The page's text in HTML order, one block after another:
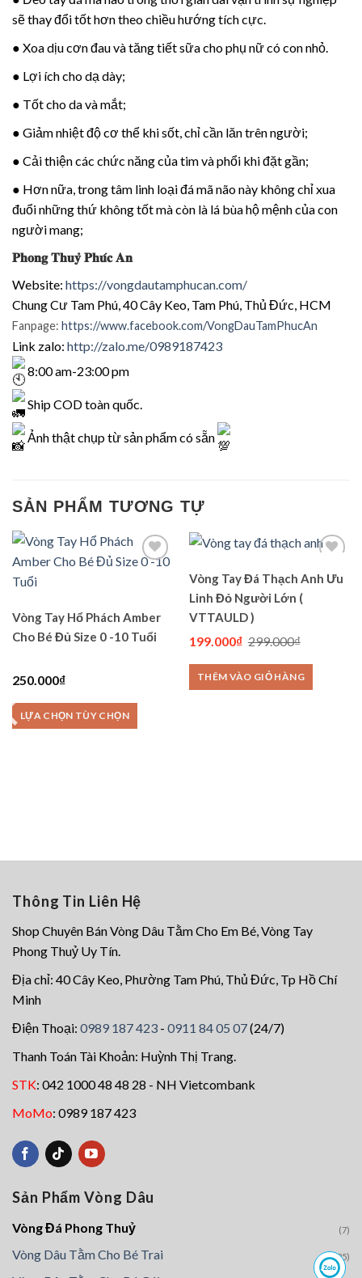
sẽ thay đổi tốt hơn theo chiều hướng tích cực.
● Xoa dịu cơn đau và tăng tiết sữa cho phụ nữ có con nhỏ.
● Lợi ích cho dạ dày;
● Tốt cho da và mắt;
● Giảm nhiệt độ cơ thể khi sốt, chỉ cần lăn trên người;
● Cải thiện các chức năng của tim và phổi khi đặt gần;
● Hơn nữa, trong tâm linh loại đá mã não này không chỉ xua
đuổi những thứ không tốt mà còn là lá bùa hộ mệnh của con
người mang;
𝐏𝐡𝐨𝐧𝐠 𝐓𝐡𝐮𝐲̉ 𝐏𝐡𝐮́𝐜 𝐀𝐧
Website: https://vongdautamphucan.com/
Chung Cư Tam Phú, 40 Cây Keo, Tam Phú, Thủ Đức, HCM
Fanpage: https://www.facebook.com/VongDauTamPhucAn
Link zalo: http://zalo.me/0989187423
8:00 am-23:00 pm
Ship COD toàn quốc.
Ảnh thật chụp từ sản phẩm có sẵn
SẢN PHẨM TƯƠNG TỰ
wishlist
Vòng Tay Hổ Phách Amber
Cho Bé Đủ Size 0 -10 Tuổi
250.000₫
LỰA CHỌN TÙY CHỌN
thể.
tùy
có
thể
được
chọn
trên
sản
phẩm
Vòng Tay Đá Thạch Anh Ưu
Linh Đỏ Người Lớn (
VTTAULD )
299.000₫
là:
299.000₫.
199.000₫
tại
là:
199.000₫.
THÊM VÀO GIỎ HÀNG
Thông Tin Liên Hệ
Shop Chuyên Bán Vòng Dâu Tằm Cho Em Bé, Vòng Tay
Phong Thuỷ Uy Tín.
Địa chỉ: 40 Cây Keo, Phường Tam Phú, Thủ Đức, Tp Hồ Chí
Minh
Điện Thoại: 0989 187 423 - 0911 84 05 07(24/7)
Thanh Toán Tài Khoản: Huỳnh Thị Trang.
STK: 042 1000 48 48 28 - NH Vietcombank
MoMo: 0989 187 423
Sản Phẩm Vòng Dâu
Vòng Đá Phong Thuỷ (7)
Vòng Dâu Tằm Cho Bé Trai (25)